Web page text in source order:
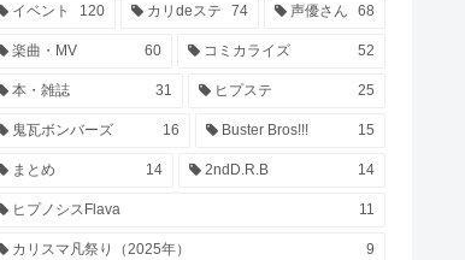
イベント 120 カリdeステ 74 声優さん 68
楽曲・MV 60 コミカライズ 52
本・雑誌 31 ヒプステ 25
鬼瓦ボンバーズ 16 Buster Bros!!! 15
まとめ 14 2ndD.R.B 14
ヒプノシスFlava 11
カリスマ凡祭り（2025年） 9